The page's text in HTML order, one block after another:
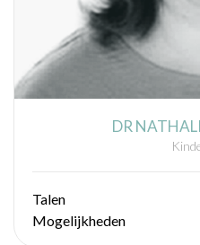
DR
Talen
Mogelijkheden